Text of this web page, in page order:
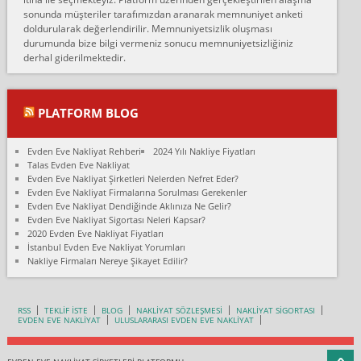
fiyatın mazoto gele...
Fatih kokmese:
Diyarbakır dan eşyamı getirtmek için anlaştım sözleşme yaptım.
Son anda fiyat artırdılar.. mecburiyetten tasittim.. bu kişiler ağrılı
Ali:
olduk. Asansörlü dediler sonra uraya asansör kurulmaz dediler
fark istediler. ortada asa...
Nimet:
Ben 2021 Ağustos ilk haftası Evimi taşıdım yani İstanbul'un bir
Mahallesi'nden bir başka Mahallesi'ne yani Ümraniye bölgesinde
oturuyorum önceleri ara...
Nimet Köse:
Merhaba ben 2021 Ağustos ilk haftası evimi Ümraniye'den Çok
Hancıoğlu naklyatla taşındım...
Karabükden İzmir'e Karabük kardem naklyat la taşındım bir çok
sonunda müşteriler tarafımızdan aranarak memnuniyet anketi
doldurularak değerlendirilir. Memnuniyetsizlik oluşması
durumunda bize bilgi vermeniz sonucu memnuniyetsizliğiniz
derhal giderilmektedir.
PLATFORM BLOG
Evden Eve Nakliyat Rehberi
2024 Yılı Nakliye Fiyatları
Talas Evden Eve Nakliyat
Evden Eve Nakliyat Şirketleri Nelerden Nefret Eder?
Evden Eve Nakliyat Firmalarına Sorulması Gerekenler
Evden Eve Nakliyat Dendiğinde Aklınıza Ne Gelir?
Evden Eve Nakliyat Sigortası Neleri Kapsar?
2020 Evden Eve Nakliyat Fiyatları
İstanbul Evden Eve Nakliyat Yorumları
Nakliye Firmaları Nereye Şikayet Edilir?
RSS TEKLİF İSTE BLOG NAKLİYAT SÖZLEŞMESİ
NAKLİYAT SİGORTASI
EVDEN EVE NAKLİYAT
ULUSLARARASI EVDEN EVE NAKLİYAT